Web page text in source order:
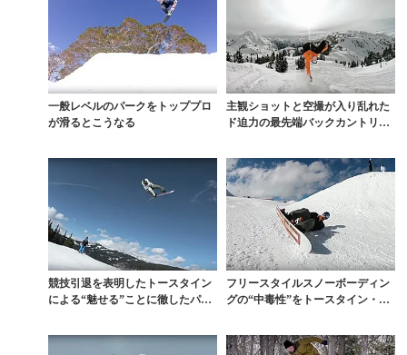
一般レベルのパークをトッププロ
が滑るとこうなる
主観ショットと空撮が入り乱れた
ド迫力の最先端バックカントリー
競技引退を表明したトースタイン
による“魅せる”ことに徹したパー
フリースタイルスノーボーディン
グの“中毒性”をトースタイン・ホ